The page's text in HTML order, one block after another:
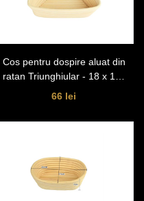
Cos pentru dospire aluat din
ratan Triunghiular - 18 x 18x
6 cm
66 lei